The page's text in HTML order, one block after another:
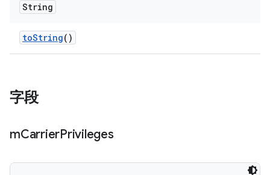
String
toString()
字段
mCarrierPrivileges